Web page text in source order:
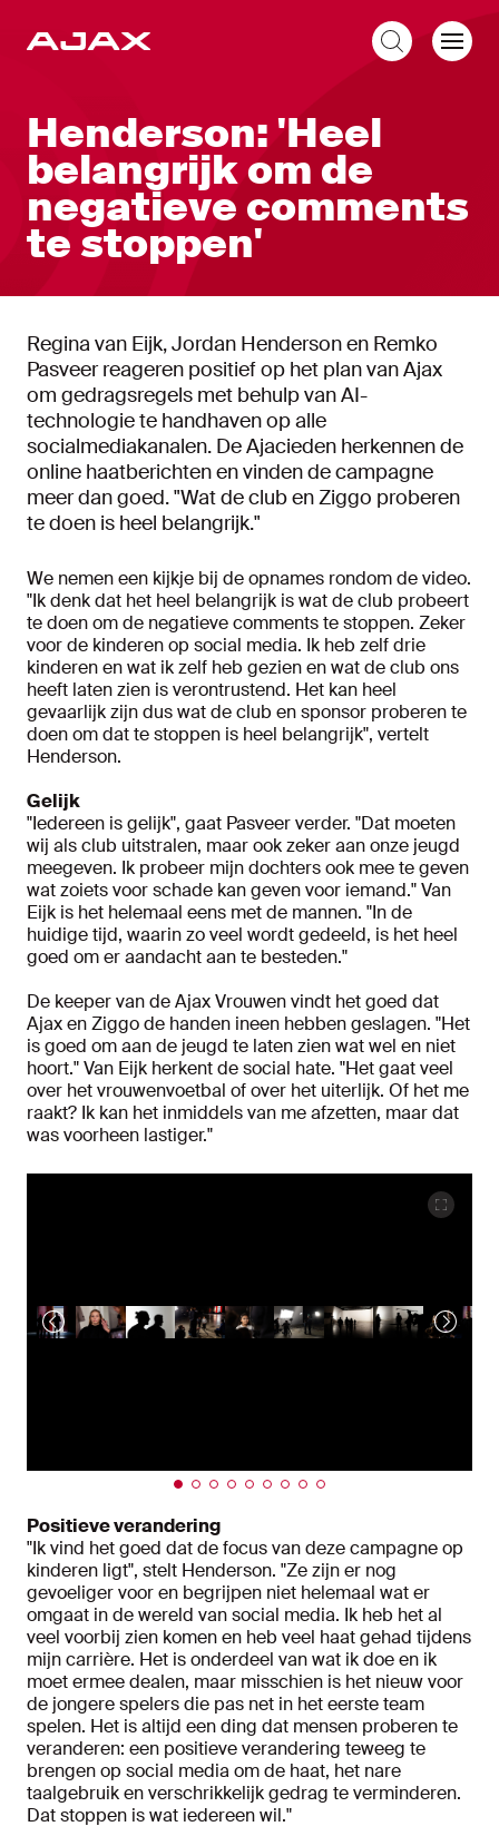
Henderson: 'Heel
belangrijk om de
negatieve comments
te stoppen'
Regina van Eijk, Jordan Henderson en Remko
Pasveer reageren positief op het plan van Ajax
om gedragsregels met behulp van AI-
technologie te handhaven op alle
socialmediakanalen. De Ajacieden herkennen de
online haatberichten en vinden de campagne
meer dan goed. "Wat de club en Ziggo proberen
te doen is heel belangrijk."
We nemen een kijkje bij de opnames rondom de video.
"Ik denk dat het heel belangrijk is wat de club probeert
te doen om de negatieve comments te stoppen. Zeker
voor de kinderen op social media. Ik heb zelf drie
kinderen en wat ik zelf heb gezien en wat de club ons
heeft laten zien is verontrustend. Het kan heel
gevaarlijk zijn dus wat de club en sponsor proberen te
doen om dat te stoppen is heel belangrijk", vertelt
Henderson.
Gelijk
"Iedereen is gelijk", gaat Pasveer verder. "Dat moeten
wij als club uitstralen, maar ook zeker aan onze jeugd
meegeven. Ik probeer mijn dochters ook mee te geven
wat zoiets voor schade kan geven voor iemand." Van
Eijk is het helemaal eens met de mannen. "In de
huidige tijd, waarin zo veel wordt gedeeld, is het heel
goed om er aandacht aan te besteden."
De keeper van de Ajax Vrouwen vindt het goed dat
Ajax en Ziggo de handen ineen hebben geslagen. "Het
is goed om aan de jeugd te laten zien wat wel en niet
hoort." Van Eijk herkent de social hate. "Het gaat veel
over het vrouwenvoetbal of over het uiterlijk. Of het me
raakt? Ik kan het inmiddels van me afzetten, maar dat
was voorheen lastiger."
Positieve verandering
"Ik vind het goed dat de focus van deze campagne op
kinderen ligt", stelt Henderson. "Ze zijn er nog
gevoeliger voor en begrijpen niet helemaal wat er
omgaat in de wereld van social media. Ik heb het al
veel voorbij zien komen en heb veel haat gehad tijdens
mijn carrière. Het is onderdeel van wat ik doe en ik
moet ermee dealen, maar misschien is het nieuw voor
de jongere spelers die pas net in het eerste team
spelen. Het is altijd een ding dat mensen proberen te
veranderen: een positieve verandering teweeg te
brengen op social media om de haat, het nare
taalgebruik en verschrikkelijk gedrag te verminderen.
Dat stoppen is wat iedereen wil."